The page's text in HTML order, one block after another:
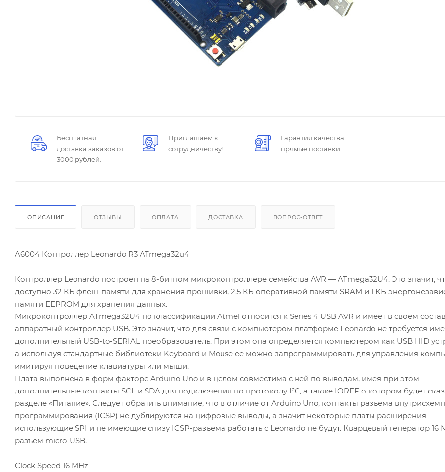
Бесплатная
доставка заказов от
3000 рублей.
Приглашаем к
сотрудничеству!
Гарантия качества
прямые поставки
ОПИСАНИЕ ОТЗЫВЫ ОПЛАТА ДОСТАВКА ВОПРОС-ОТВЕТ
A6004 Контроллер Leonardo R3 ATmega32u4
Контроллер Leonardo построен на 8-битном микроконтроллере семейства AVR — ATmega32U4. Это значит,
доступно 32 КБ флеш-памяти для хранения прошивки, 2.5 КБ оперативной памяти SRAM и 1 КБ
памяти EEPROM для хранения данных.
Микроконтроллер ATmega32U4 по классификации Atmel относится к Series 4 USB AVR и имеет в своем
аппаратный контроллер USB. Это значит, что для связи с компьютером платформе Leonardo не требуется
дополнительный USB-to-SERIAL преобразователь. При этом она определяется компьютером как USB HID
а используя стандартные библиотеки Keyboard и Mouse её можно запрограммировать для управления
имитируя поведение клавиатуры или мыши.
Плата выполнена в форм факторе Arduino Uno и в целом совместима с ней по выводам, имея при этом
дополнительные контакты SCL и SDA для подключения по протоколу I²C, а также IOREF о котором будет
разделе «Питание». Следует обратить внимание, что в отличие от Arduino Uno, контакты разъема
программирования (ICSP) не дублируются на цифровые выводы, а значит некоторые платы расширения
использующие SPI и не имеющие снизу ICSP-разъема работать с Leonardo не будут. Кварцевый генератор 16
разъем micro-USB.
Clock Speed 16 MHz